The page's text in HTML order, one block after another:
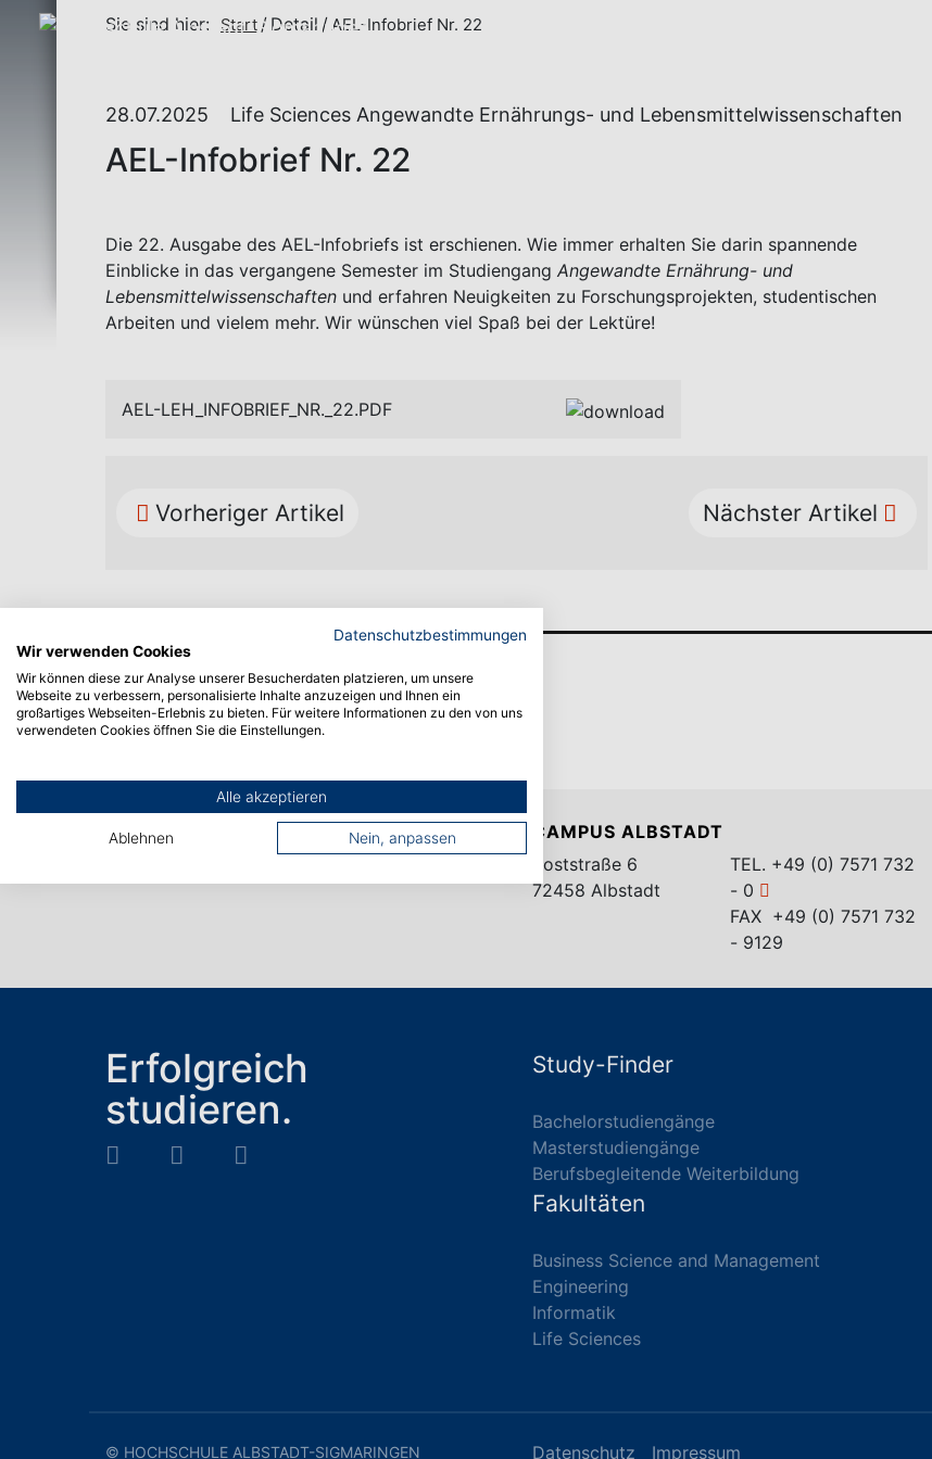
Sie sind hier: Start Detail AEL-Infobrief Nr. 22
28.07.2025 Life Sciences Angewandte Ernährungs- und Lebensmittelwissenschaften
AEL-Infobrief Nr. 22
Die 22. Ausgabe des AEL-Infobriefs ist erschienen. Wie immer erhalten Sie darin spannende
Einblicke in das vergangene Semester im Studiengang Angewandte Ernährung- und
Lebensmittelwissenschaften und erfahren Neuigkeiten zu Forschungsprojekten, studentischen
Arbeiten und vielem mehr. Wir wünschen viel Spaß bei der Lektüre!
AEL-LEH_INFOBRIEF_NR._22.PDF
Vorheriger Artikel Nächster Artikel
CAMPUS ALBSTADT
Poststraße 6
72458 Albstadt
TEL. +49 (0) 7571 732
- 0
FAX +49 (0) 7571 732
- 9129
Erfolgreich
studieren.
Study-Finder
Bachelorstudiengänge
Masterstudiengänge
Berufsbegleitende Weiterbildung
Fakultäten
Business Science and Management
Engineering
Informatik
Life Sciences
© HOCHSCHULE ALBSTADT-SIGMARINGEN Datenschutz Impressum
Datenschutzbestimmungen
Wir verwenden Cookies
Wir können diese zur Analyse unserer Besucherdaten platzieren, um unsere
Webseite zu verbessern, personalisierte Inhalte anzuzeigen und Ihnen ein
großartiges Webseiten-Erlebnis zu bieten. Für weitere Informationen zu den von uns
verwendeten Cookies öffnen Sie die Einstellungen.
Alle akzeptieren
Ablehnen Nein, anpassen